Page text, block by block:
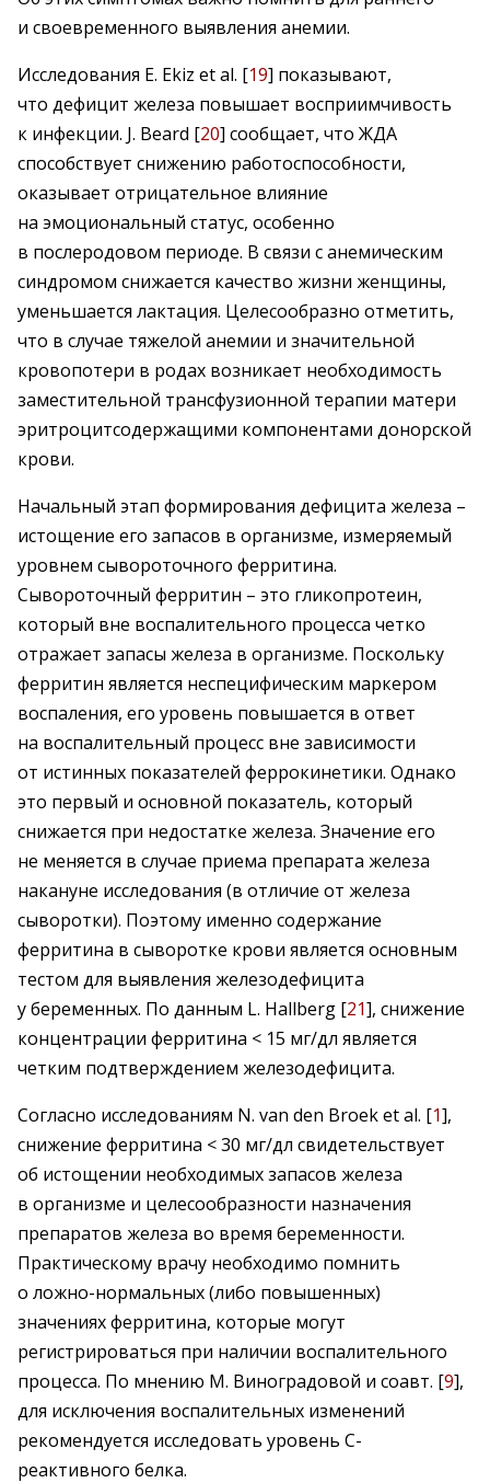
и своевременного выявления анемии.
Исследования E. Ekiz et al. [19] показывают,
что дефицит железа повышает восприимчивость
к инфекции. J. Beard [20] сообщает, что ЖДА
способствует снижению работоспособности,
оказывает отрицательное влияние
на эмоциональный статус, особенно
в послеродовом периоде. В связи с анемическим
синдромом снижается качество жизни женщины,
уменьшается лактация. Целесообразно отметить,
что в случае тяжелой анемии и значительной
кровопотери в родах возникает необходимость
заместительной трансфузионной терапии матери
эритроцитсодержащими компонентами донорской
крови.
Начальный этап формирования дефицита железа –
истощение его запасов в организме, измеряемый
уровнем сывороточного ферритина.
Сывороточный ферритин – это гликопротеин,
который вне воспалительного процесса четко
отражает запасы железа в организме. Поскольку
ферритин является неспецифическим маркером
воспаления, его уровень повышается в ответ
на воспалительный процесс вне зависимости
от истинных показателей феррокинетики. Однако
это первый и основной показатель, который
снижается при недостатке железа. Значение его
не меняется в случае приема препарата железа
накануне исследования (в отличие от железа
сыворотки). Поэтому именно содержание
ферритина в сыворотке крови является основным
тестом для выявления железодефицита
у беременных. По данным L. Hallberg [21], снижение
концентрации ферритина < 15 мг/дл является
четким подтверждением железодефицита.
Согласно исследованиям N. van den Broek et al. [1],
снижение ферритина < 30 мг/дл свидетельствует
об истощении необходимых запасов железа
в организме и целесообразности назначения
препаратов железа во время беременности.
Практическому врачу необходимо помнить
о ложно-­нормальных (либо повышенных)
значениях ферритина, которые могут
регистрироваться при наличии воспалительного
процесса. По мнению M. Виноградовой и соавт. [9],
для исключения воспалительных изменений
рекомендуется исследовать уровень С-
реактивного белка.